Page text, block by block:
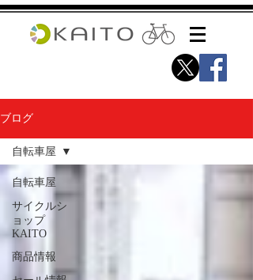
ブログ
自転車屋
サイクルシ
ョップ
KAITO
商品情報
自転車屋